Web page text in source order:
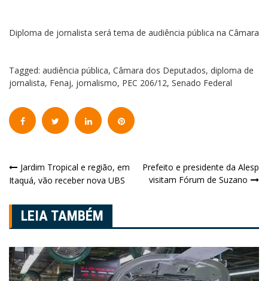
Diploma de jornalista será tema de audiência pública na Câmara
Tagged: audiência pública, Câmara dos Deputados, diploma de
jornalista, Fenaj, jornalismo, PEC 206/12, Senado Federal
Navegação
de
Post
Jardim Tropical e região, em
Itaquá, vão receber nova UBS
Prefeito e presidente da Alesp
visitam Fórum de Suzano
LEIA TAMBÉM